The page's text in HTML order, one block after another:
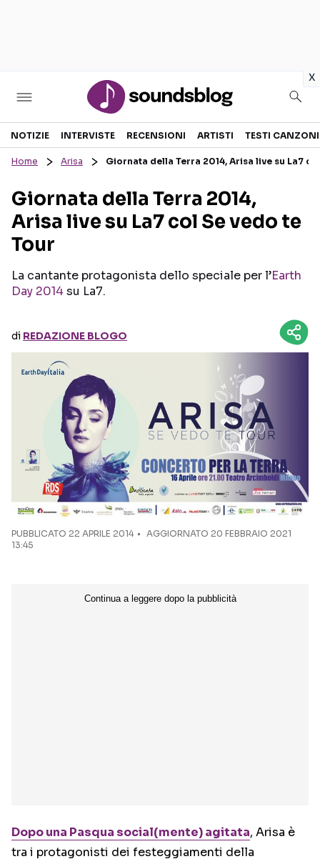
x
Sezioni
RECENSIONI MUSICALI
INTERVISTE
GOSSIP E CURIOSITÀ
TESTI CANZONI
TOUR ED EVENTI
Seguici sui social
NOTIZIE INTERVISTE RECENSIONI ARTISTI TESTI CANZONI
Home Arisa Giornata della Terra 2014, Arisa live su La7
Giornata della Terra 2014,
Arisa live su La7 col Se vedo te
Tour
La cantante protagonista dello speciale per l’Earth
Day 2014 su La7.
di REDAZIONE BLOGO
PUBBLICATO 22 APRILE 2014
AGGIORNATO 20 FEBBRAIO 2021
13:45
Dopo una Pasqua social(mente) agitata, Arisa è
tra i protagonisti dei festeggiamenti della